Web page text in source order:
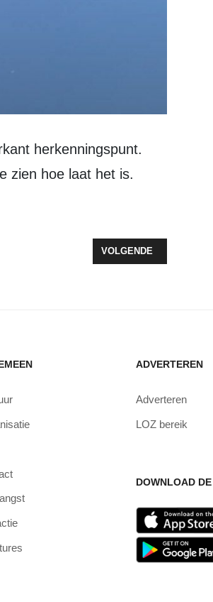
zien hoe laat het is.
VOLGENDE ARTIKEL:
VOLGENDE
ADVERTEREN
Adverteren
LOZ bereik
DOWNLOAD